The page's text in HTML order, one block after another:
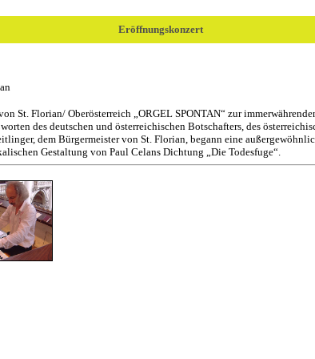
Eröffnungskonzert
St. Florian/ Oberösterreich „ORGEL SPONTAN“ zur
des deutschen und österreichischen Botschafters, des
dem Bürgermeister von St. Florian, begann eine
Gestaltung von Paul Celans Dichtung „Die Todesfuge“.